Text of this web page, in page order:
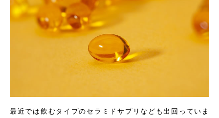
最近では飲むタイプのセラミドサプリなども出回っていま